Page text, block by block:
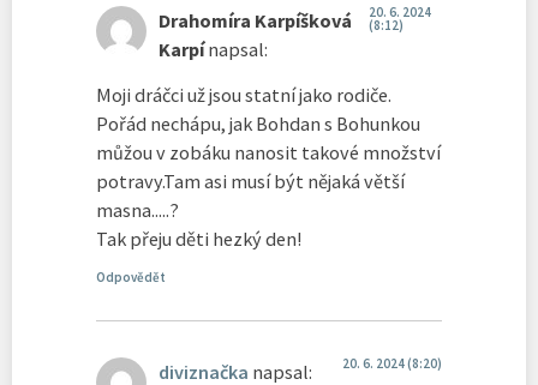
Drahomíra Karpíšková
Karpí napsal:
20. 6. 2024
(8:12)
Moji dráčci už jsou statní jako rodiče.
Pořád nechápu, jak Bohdan s Bohunkou
můžou v zobáku nanosit takové množství
potravy.Tam asi musí být nějaká větší
masna.....?
Tak přeju děti hezký den!
Odpovědět
diviznačka napsal: 20. 6. 2024 (8:20)